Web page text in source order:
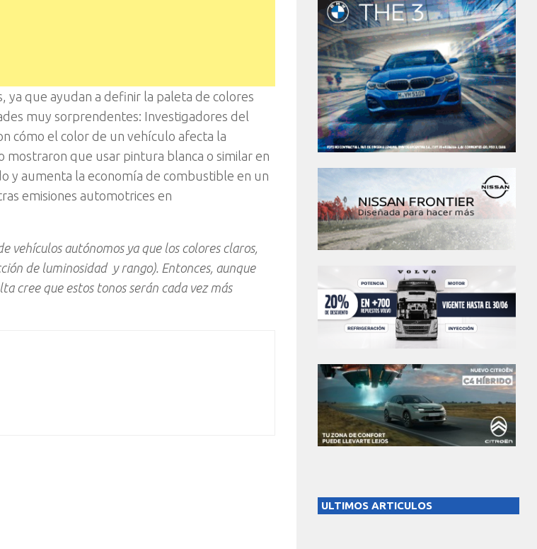
ya que ayudan a definir la paleta de colores
muy sorprendentes: Investigadores del
cómo el color de un vehículo afecta la
que usar pintura blanca o similar en
y aumenta la economía de combustible en un
emisiones automotrices en
autónomos ya que los colores claros,
de luminosidad y rango). Entonces, aunque
cree que estos tonos serán cada vez más
ULTIMOS ARTICULOS